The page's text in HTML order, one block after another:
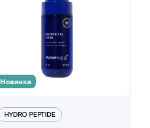
Новинка
HYDRO PEPTIDE